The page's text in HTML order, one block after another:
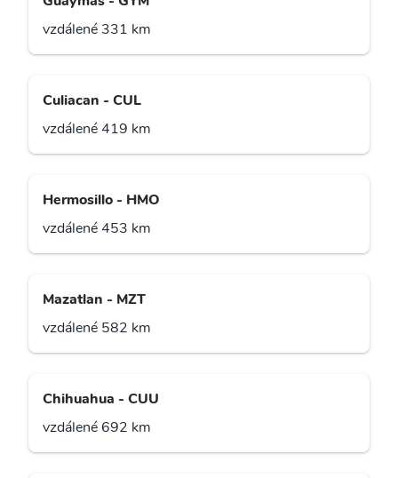
vzdálené 331 km
Culiacan - CUL
vzdálené 419 km
Hermosillo - HMO
vzdálené 453 km
Mazatlan - MZT
vzdálené 582 km
Chihuahua - CUU
vzdálené 692 km